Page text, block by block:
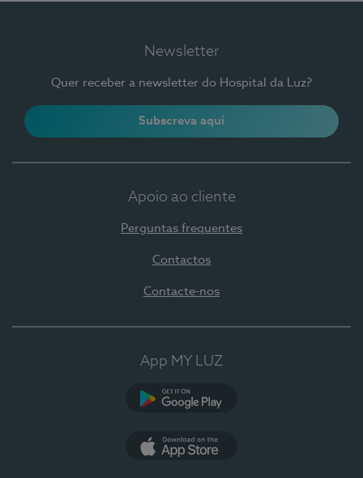
Newsletter
Quer receber a newsletter do Hospital da Luz?
Subscreva aqui
Apoio ao cliente
Perguntas frequentes
Contactos
Contacte-nos
App MY LUZ